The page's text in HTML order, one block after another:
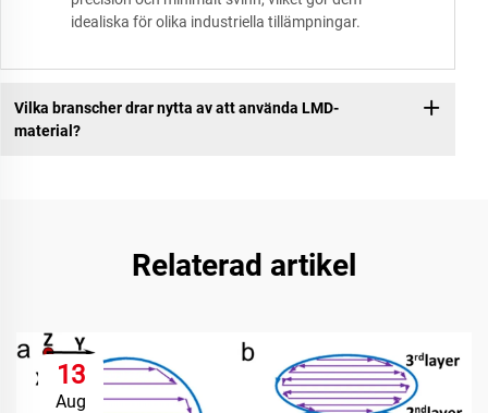
idealiska för olika industriella tillämpningar.
Vilka branscher drar nytta av att använda LMD-
material?
Relaterad artikel
13
Aug